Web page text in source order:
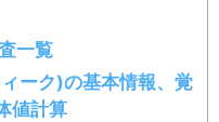
一覧
ーク)の基本情報、覚
値計算